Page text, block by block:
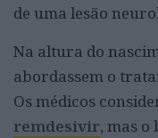
de uma lesão
Na altura do
abordassem o
Os médicos
remdesivir, mas